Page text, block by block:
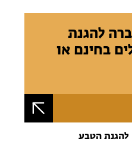
להגנת
בחינם או
להגנת הטבע